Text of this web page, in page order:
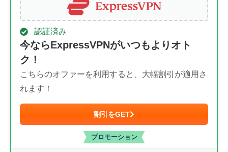
認証済み
今ならExpressVPNがいつもよりオト
ク！
こちらのオファーを利用すると、大幅割引が適用さ
れます！
割引をGET
プロモーション